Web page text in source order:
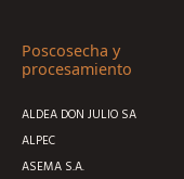
Poscosecha y
procesamiento
ALDEA DON JULIO SA
ALPEC
ASEMA S.A.